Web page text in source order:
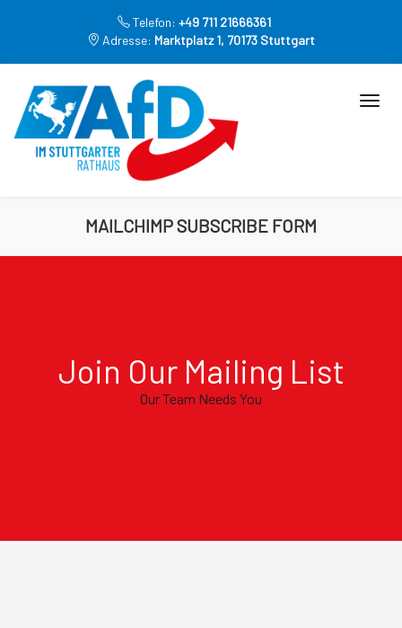
Telefon: +49 711 21666361
Adresse: Marktplatz 1, 70173 Stuttgart
MAILCHIMP SUBSCRIBE FORM
Join Our Mailing List
Our Team Needs You